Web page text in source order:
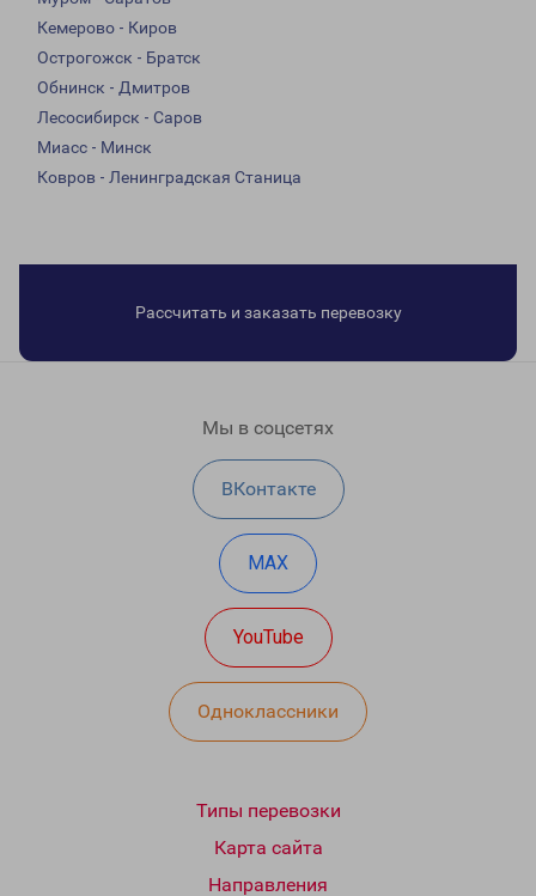
Кемерово - Киров
Острогожск - Братск
Обнинск - Дмитров
Лесосибирск - Саров
Миасс - Минск
Ковров - Ленинградская Станица
Рассчитать и заказать перевозку
Мы в соцсетях
ВКонтакте
MAX
YouTube
Одноклассники
Типы перевозки
Карта сайта
Направления